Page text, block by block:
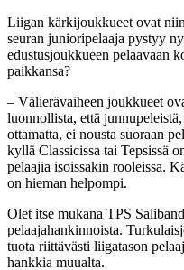
Liigan kärkijoukkueet ovat
seuran junioripelaaja pystyy
edustusjoukkueen pelaavaan
paikkansa?
– Välierävaiheen joukkueet
luonnollista, että
ottamatta, ei nousta suoraan
kyllä Classicissa tai Tepsissä
pelaajia isoissakin rooleissa.
on hieman helpompi.
Olet itse mukana TPS
pelaajahankinnoista.
tuota riittävästi liigatason
hankkia muualta.